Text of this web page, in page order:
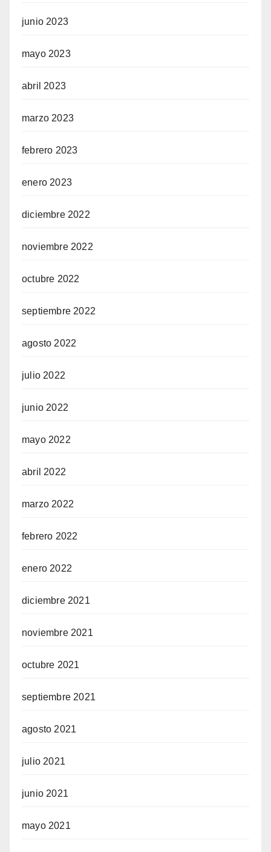
junio 2023
mayo 2023
abril 2023
marzo 2023
febrero 2023
enero 2023
diciembre 2022
noviembre 2022
octubre 2022
septiembre 2022
agosto 2022
julio 2022
junio 2022
mayo 2022
abril 2022
marzo 2022
febrero 2022
enero 2022
diciembre 2021
noviembre 2021
octubre 2021
septiembre 2021
agosto 2021
julio 2021
junio 2021
mayo 2021